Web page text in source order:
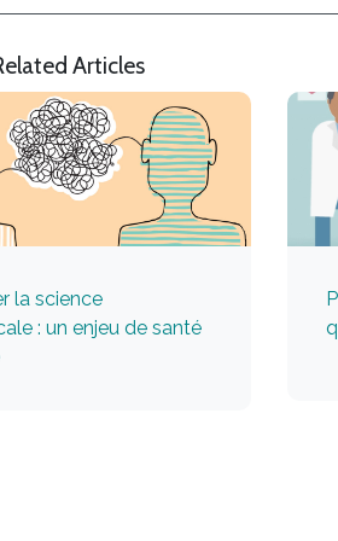
Articles
la science
: un enjeu de santé